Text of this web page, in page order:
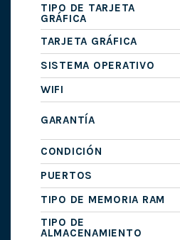
TIPO DE TARJETA
GRÁFICA
TARJETA GRÁFICA
SISTEMA OPERATIVO
WIFI
GARANTÍA
CONDICIÓN
PUERTOS
TIPO DE MEMORIA RAM
TIPO DE
ALMACENAMIENTO